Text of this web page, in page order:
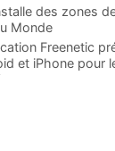
des zones
Monde
Freenetic
et iPhone pour